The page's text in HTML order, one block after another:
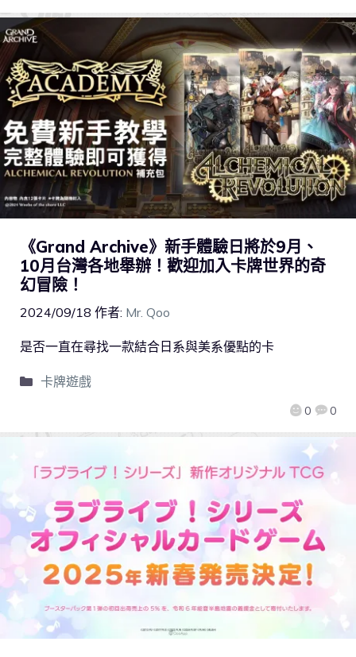
《Grand Archive》新手體驗日將於9月、
10月台灣各地舉辦！歡迎加入卡牌世界的奇
幻冒險！
2024/09/18 作者: Mr. Qoo
0 0
是否一直在尋找一款結合日系與美系優點的卡
卡牌遊戲